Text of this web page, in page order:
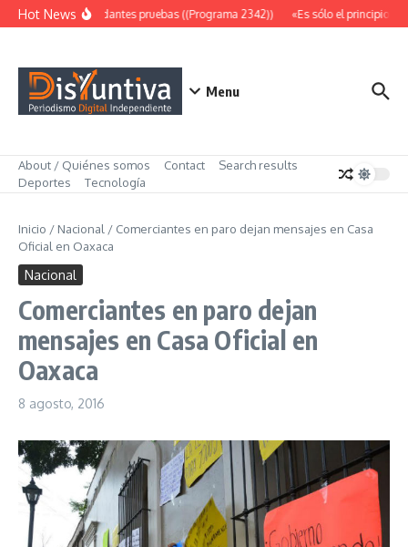
Saltar al contenido
Hot NewsAbundantes pruebas ((Programa 2342)) «Es sólo el principio»
Menu
About / Quiénes somos Contact
Search results
Deportes
Tecnología
Inicio / Nacional / Comerciantes en paro dejan mensajes en Casa
Oficial en Oaxaca
Nacional
Comerciantes en paro dejan
mensajes en Casa Oficial en
Oaxaca
8 agosto, 2016